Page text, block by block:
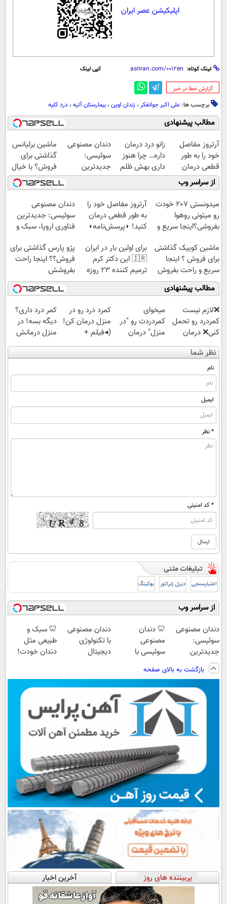
اپلیکیشن عصر ایران
لینک کوتاه: کپی لینک
‌گزارش خطا در خبر
برچسب ها: علی اکبر جوانفکر ، زندان اوین ، بیمارستان آتیه ، درد کلیه
مطالب پیشنهادی
آرتروز مفاصل
خود را به طور
قطعی درمان
کنید!
◗پرسش‌نامه◖
زانو درد درمان
داره… چرا هنوز
داری بهش ظلم
می‌کنی؟
دندان مصنوعی
سوئیسی:
جدیدترین
فناوری اروپا،
سبک و مقاوم |
پرداخت قسطی
ماشین برلیانس
گذاشتی برای
فروش؟ با خیال
راحت بفروش
از سراسر وب
میدونستی 207 خودت
رو میتونی روهوا
بفروشی؟اینجا سریع و
آرتروز مفاصل خود را
به طور قطعی درمان
کنید! ◗پرسش‌نامه◖
دندان مصنوعی
سوئیسی: جدیدترین
فناوری اروپا، سبک و
قسطی
ماشین کوییک گذاشتی
برای فروش ؟ اینجا
سریع و راحت بفروش
برای اولین بار در ایران
🇮🇷 این دکتر کرم
ترمیم کننده 23 روزه
ساخت!
پژو پارس گذاشتی برای
فروش؟؟ اینجا راحت
بفروشش
مطالب پیشنهادی
❌لازم نیست
کمردرد رو تحمل
کنی❌ درمان
بدون جراحی و
قرص
(پرسشنامه)
میخوای
کمردردت رو "در
منزل" درمان
کنی؟ (◂فیلم +
◂پرسش‌نامه)
کمرد درد رو در
منزل درمان کن!
(◂فیلم +
پرسش‌نامه)
کمر درد داری؟
دیگه بسه! در
منزل درمانش
کن
(◀پرسش‌نامه)
نظر شما
نام
ایمیل
* نظر
* کد امنیتی
اعتبارسنجی دیزل ژنراتور بوکینگ
از سراسر وب
دندان مصنوعی
سوئیسی:
جدیدترین
فناوری اروپا،
سبک و مقاوم |
پرداخت قسطی
🦷 دندان
مصنوعی
سوئیسی با
دیجیتال |
پرداخت در 4
قسط |📍 تهران
دندان مصنوعی
با تکنولوژی
دیجیتال
🦷 سبک و
طبیعی مثل
دندان خودت!
💳 📍 تهران
بازگشت به بالای صفحه
پربیننده های روز آخرین اخبار